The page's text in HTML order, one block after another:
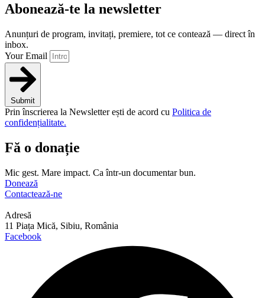
Abonează-te la newsletter
Anunțuri de program, invitați, premiere, tot ce contează — direct în
inbox.
Your Email
Submit
Prin înscrierea la Newsletter ești de acord cu Politica de
confidențialitate.
Fă o donație
Mic gest. Mare impact. Ca într-un documentar bun.
Donează
Contactează-ne
Adresă
11 Piața Mică, Sibiu, România
Facebook